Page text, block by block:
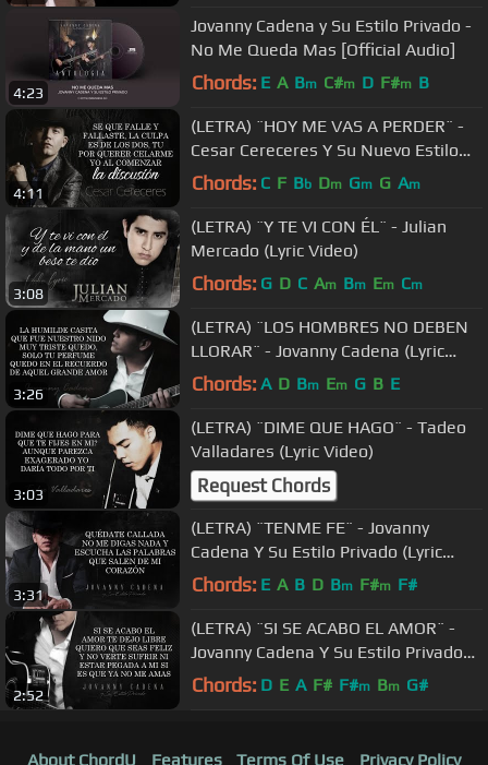
4:23
Jovanny Cadena y Su Estilo Privado -
No Me Queda Mas [Official Audio]
Chords: E A Bm C#m D F#m B
4:11
(LETRA) ¨HOY ME VAS A PERDER¨ -
Cesar Cereceres Y Su Nuevo Estilo
(Lyric Video)
Chords: C F Bb Dm Gm G Am
3:08
(LETRA) ¨Y TE VI CON ÉL¨ - Julian
Mercado (Lyric Video)
Chords: G D C Am Bm Em Cm
3:26
(LETRA) ¨LOS HOMBRES NO DEBEN
LLORAR¨ - Jovanny Cadena (Lyric
Video)
Chords: A D Bm Em G B E
3:03
(LETRA) ¨DIME QUE HAGO¨ - Tadeo
Valladares (Lyric Video)
Request Chords
3:31
(LETRA) ¨TENME FE¨ - Jovanny
Cadena Y Su Estilo Privado (Lyric
Video)
Chords: E A B D Bm F#m F#
2:52
(LETRA) ¨SI SE ACABO EL AMOR¨ -
Jovanny Cadena Y Su Estilo Privado
(Lyric Video)
Chords: D E A F# F#m Bm G#
About ChordU Features Terms Of Use
Privacy Policy